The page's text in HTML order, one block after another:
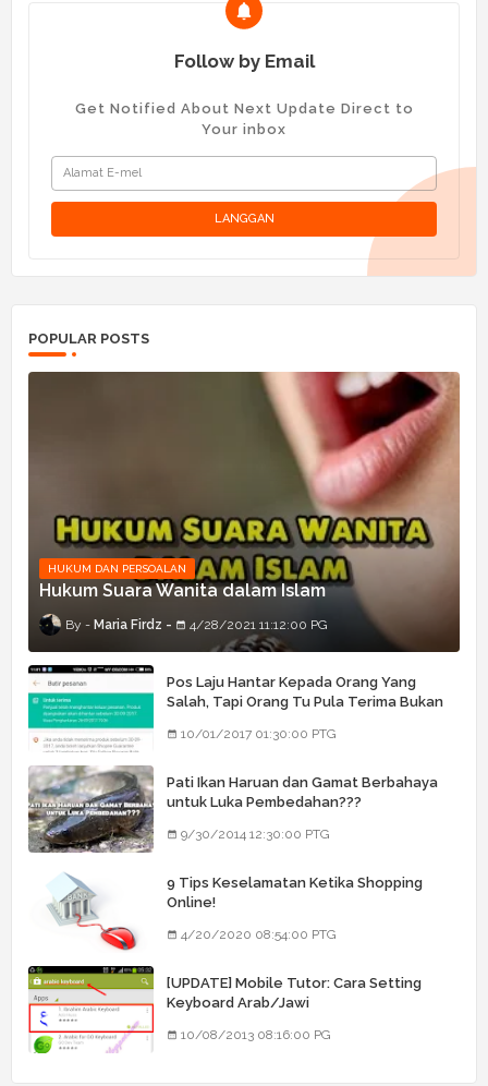
Follow by Email
Get Notified About Next Update Direct to
Your inbox
POPULAR POSTS
HUKUM DAN PERSOALAN
Hukum Suara Wanita dalam Islam
Maria Firdz 4/28/2021 11:12:00 PG
Pos Laju Hantar Kepada Orang Yang
Salah, Tapi Orang Tu Pula Terima Bukan
10/01/2017 01:30:00 PTG
Pati Ikan Haruan dan Gamat Berbahaya
untuk Luka Pembedahan???
9/30/2014 12:30:00 PTG
9 Tips Keselamatan Ketika Shopping
Online!
4/20/2020 08:54:00 PTG
[UPDATE] Mobile Tutor: Cara Setting
Keyboard Arab/Jawi
10/08/2013 08:16:00 PG